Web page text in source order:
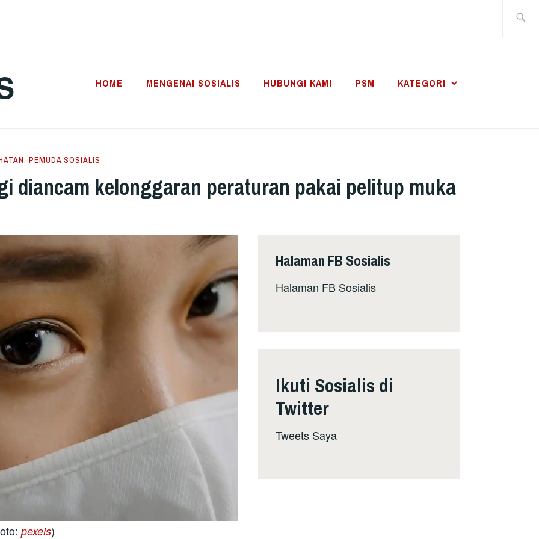
HOME MENGENAI SOSIALIS HUBUNGI KAMI PSM KATEGORI
PEMUDA SOSIALIS
diancam kelonggaran peraturan pakai pelitup muka
pexels)
Halaman FB Sosialis
Halaman FB Sosialis
Ikuti Sosialis di
Twitter
Tweets Saya